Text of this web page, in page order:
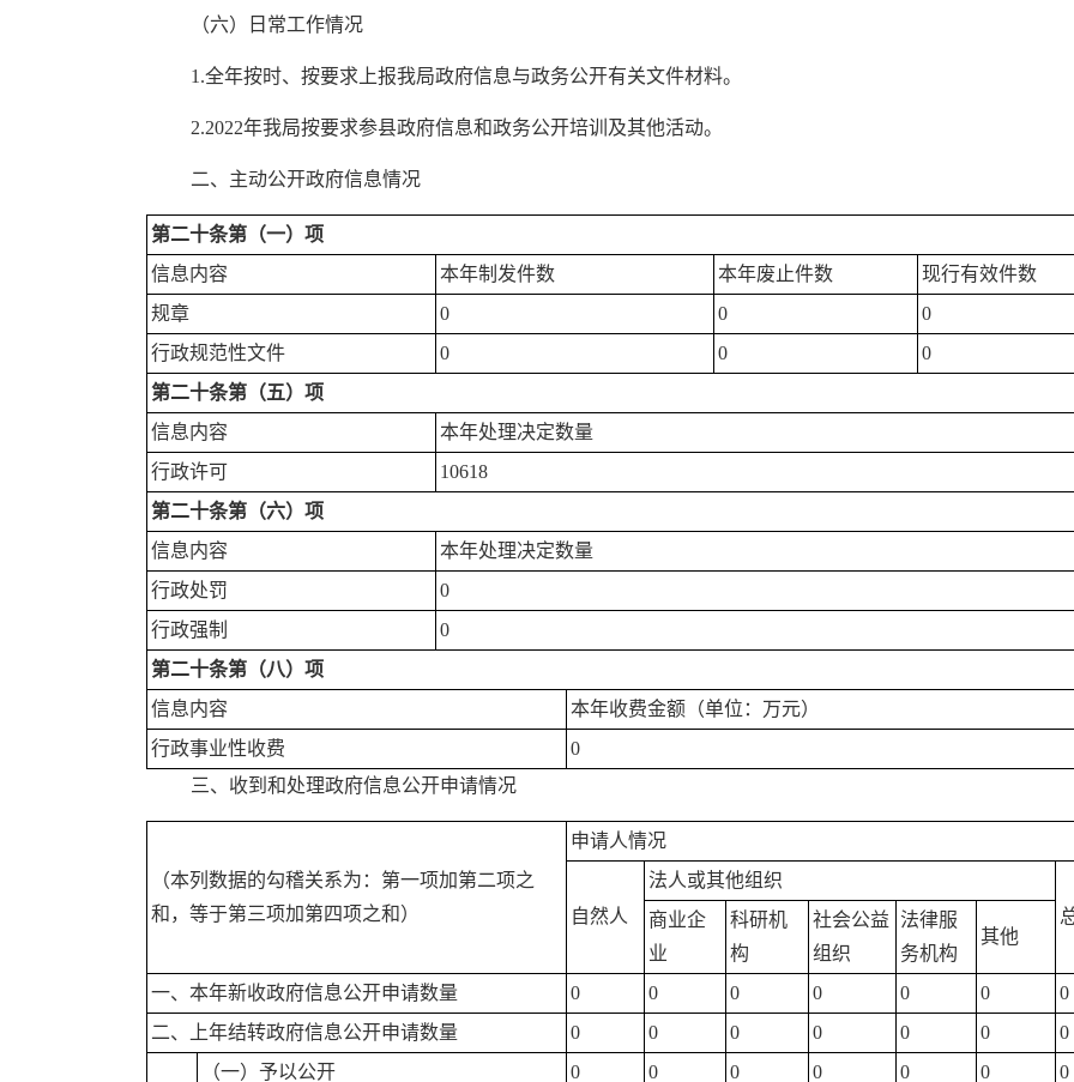
（六）日常工作情况
1.全年按时、按要求上报我局政府信息与政务公开有关文件材料。
2.2022年我局按要求参县政府信息和政务公开培训及其他活动。
二、主动公开政府信息情况
第二十条第（一）项
信息内容
本年制发件数 本年废止件数
现行有效件数
规章
0 0
0
行政规范性文件
0 0
0
第二十条第（五）项
信息内容
本年处理决定数量
行政许可
10618
第二十条第（六）项
信息内容
本年处理决定数量
行政处罚
0
行政强制
0
第二十条第（八）项
信息内容
本年收费金额（单位：万元）
行政事业性收费
0
三、收到和处理政府信息公开申请情况
（本列数据的勾稽关系为：第一项加第二项之
和，等于第三项加第四项之和）
申请人情况
自然人
法人或其他组织
商业企
业
科研机
构
社会公益
组织
法律服
务机构
其他
一、本年新收政府信息公开申请数量 0 0 0 0 0 0
0
二、上年结转政府信息公开申请数量
0 0 0 0 0 0 0
（一）予以公开 0 0 0 0 0 0
0